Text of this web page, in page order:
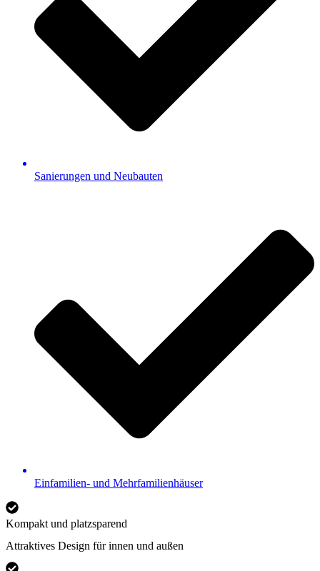
Sanierungen und Neubauten
Einfamilien- und Mehrfamilienhäuser
Kompakt und platzsparend
Attraktives Design für innen und außen